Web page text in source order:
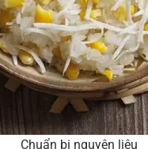
Chuẩn bị nguyên liệu